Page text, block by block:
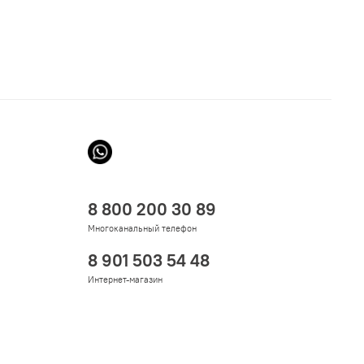
8 800 200 30 89
Многоканальный телефон
8 901 503 54 48
Интернет-магазин